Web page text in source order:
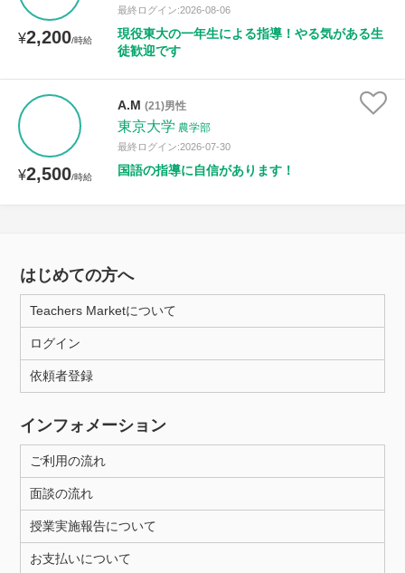
¥2,200/時給
最終ログイン:2026-08-06
現役東大の一年生による指導！やる気がある生
徒歓迎です
¥2,500/時給
A.M (21)男性
東京大学 農学部
最終ログイン:2026-07-30
国語の指導に自信があります！
はじめての方へ
Teachers Marketについて
ログイン
依頼者登録
インフォメーション
ご利用の流れ
面談の流れ
授業実施報告について
お支払いについて